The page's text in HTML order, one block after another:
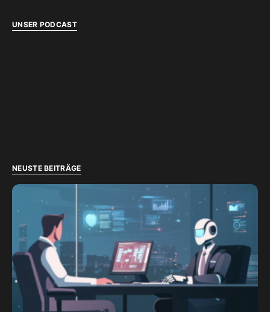
UNSER PODCAST
NEUSTE BEITRÄGE